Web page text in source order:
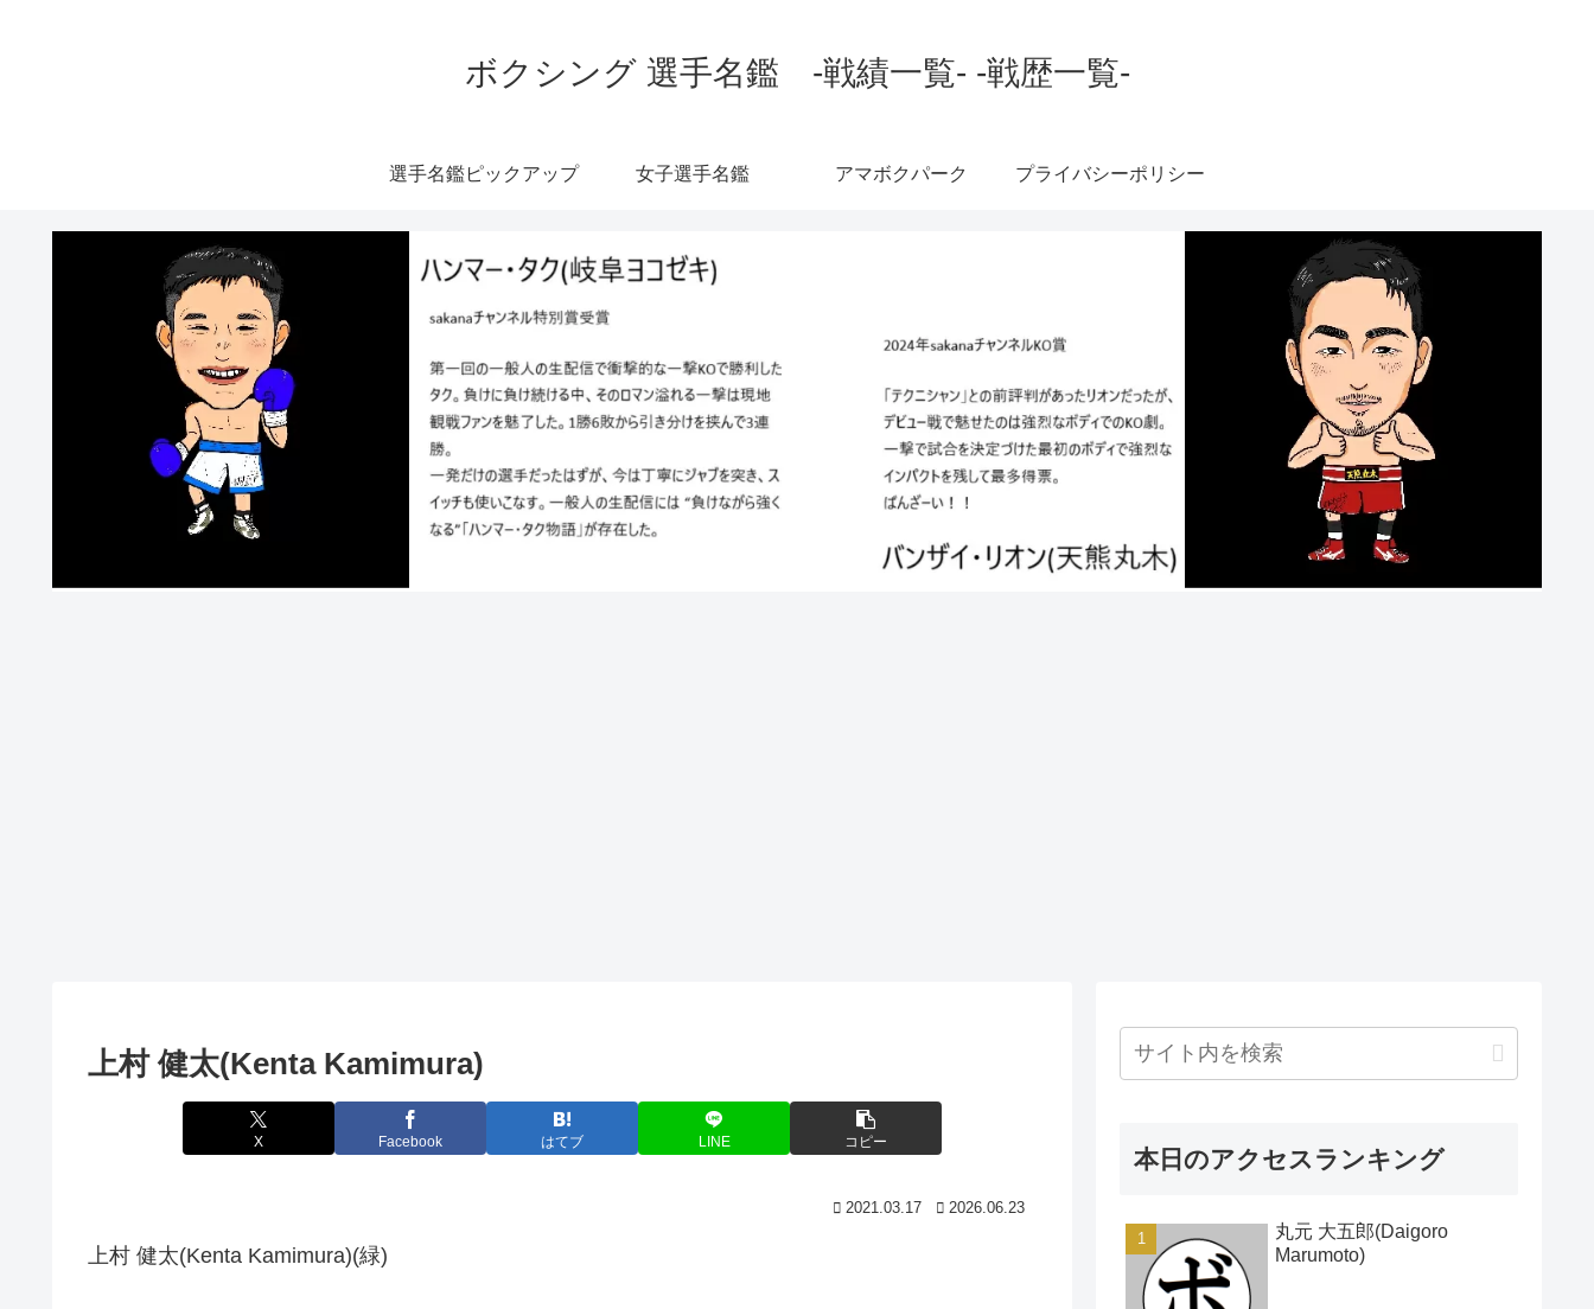
ボクシング 選手名鑑 -戦績一覧- -戦歴一覧-
選手名鑑ピックアップ 女子選手名鑑 アマボクパーク プライバシーポリシー
上村 健太(Kenta Kamimura)
X Facebook はてブ LINE コピー
2021.03.17 2026.06.23
上村 健太(Kenta Kamimura)(緑)
本日のアクセスランキング
丸元 大五郎(Daigoro
Marumoto)